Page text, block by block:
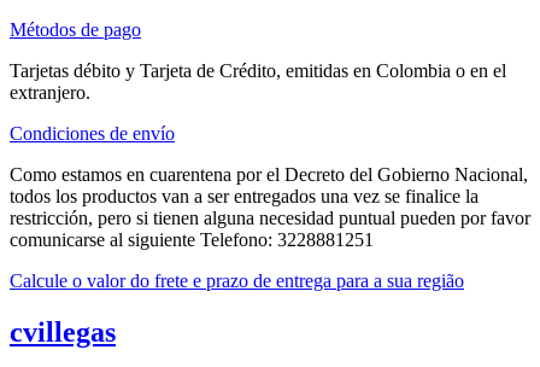
Métodos de pago
Tarjetas débito y Tarjeta de Crédito, emitidas en Colombia o en el
extranjero.
Condiciones de envío
Como estamos en cuarentena por el Decreto del Gobierno Nacional,
todos los productos van a ser entregados una vez se finalice la
restricción, pero si tienen alguna necesidad puntual pueden por favor
comunicarse al siguiente Telefono: 3228881251
Calcule o valor do frete e prazo de entrega para a sua região
cvillegas